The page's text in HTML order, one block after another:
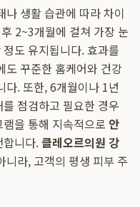
나 생활 습관에 따라 차이
2~3개월에 걸쳐 가장 눈
도 유지됩니다. 효과를
도 꾸준한 홈케어와 건강
다. 또한, 6개월이나 1년
점검하고 필요한 경우
을 통해 지속적으로 안
니다.클레오르의원 강
니라, 고객의 평생 피부 주